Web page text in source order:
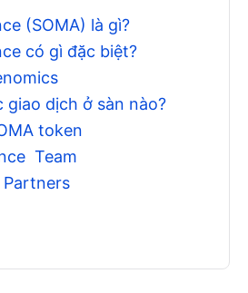
(SOMA) là gì?
có gì đặc biệt?
giao dịch ở sàn nào?
token
Team